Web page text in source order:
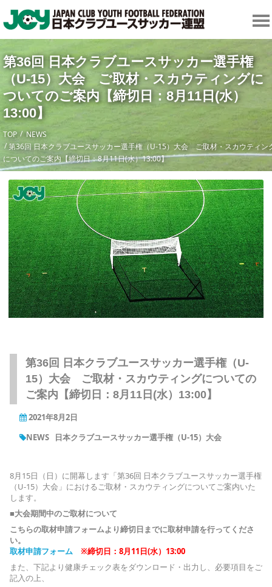
第36回 日本クラブユースサッカー選手権
（U-15）大会 ご取材・スカウティングに
ついてのご案内【締切日：8月11日(水）
13:00】
TOP
NEWS
第36回 日本クラブユースサッカー選手権（U-15）大会 ご取材・スカウティン
についてのご案内【締切日：8月11日(水）13:00】
第36回 日本クラブユースサッカー選手権（U-
15）大会 ご取材・スカウティングについての
ご案内【締切日：8月11日(水）13:00】
2021年8月2日
NEWS
日本クラブユースサッカー選手権（U-15）大会
8月15日（日）に開幕します「第36回 日本クラブユースサッカー選手権
（U-15）大会」におけるご取材・スカウティングについてご案内いた
します。
■大会期間中のご取材について
こちらの取材申請フォームより締切日までに取材申請を行ってくださ
い。
取材申請フォーム
※締切日：8月11日(水）13:00
また、下記より健康チェック表をダウンロード・出力し、必要項目をご
記入の上、